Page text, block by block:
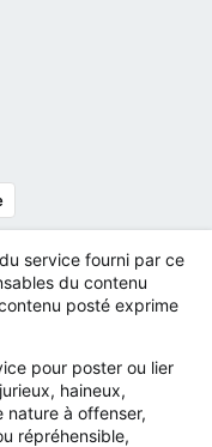
service fourni par ce
du contenu
posté exprime
pour poster ou lier
haineux,
nature à offenser,
répréhensible,